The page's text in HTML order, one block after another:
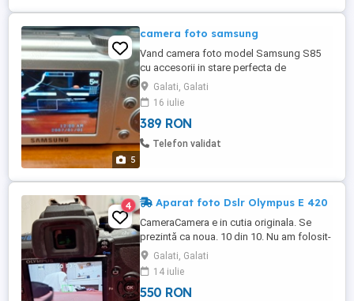
5
camera foto samsung
Vand camera foto model Samsung S85
cu accesorii in stare perfecta de
functionare.Are 8.2Mpx si zoom optic 5x.
Functioneaza cu baterii AA.
Galati, Galati
16 iulie
389 RON
Telefon validat
4 Aparat foto Dslr Olympus E 420
CameraCamera e in cutia originala. Se
prezintă ca noua. 10 din 10. Nu am folosit-
o decât de câteva ori. Nu ma pricep la
setările ei. Se vinde cu 2 acumulatori ,
cablu usb , si încărcător. Specificații:
Resolution: 10Mp Sensor type: 4 3 Live
Galati, Galati
14 iulie
550 RON